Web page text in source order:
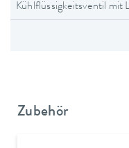
Kühlflüssigkeitsventil mit
Zubehör